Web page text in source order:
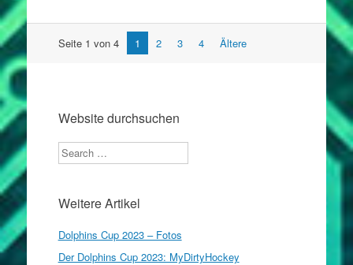
Artikel
Seite 1 von 4 1 2 3 4 Ältere
Website durchsuchen
Search
Weitere Artikel
Dolphins Cup 2023 – Fotos
Der Dolphins Cup 2023: MyDirtyHockey